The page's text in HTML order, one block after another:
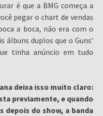
é que a BMG começa a
pegar o chart de vendas
a boca, não era com o
álbuns duplos que o Guns’
tinha anúncio em tudo
deixa isso muito claro:
previamente, e quando
depois do show, a banda